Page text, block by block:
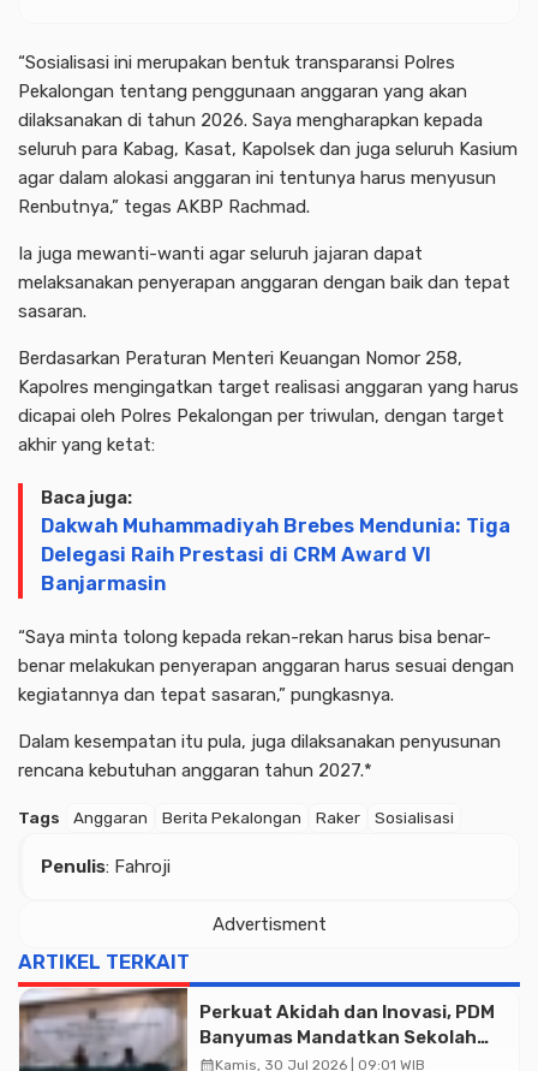
“Sosialisasi ini merupakan bentuk transparansi Polres
Pekalongan tentang penggunaan anggaran yang akan
dilaksanakan di tahun 2026. Saya mengharapkan kepada
seluruh para Kabag, Kasat, Kapolsek dan juga seluruh Kasium
agar dalam alokasi anggaran ini tentunya harus menyusun
Renbutnya,” tegas AKBP Rachmad.
Ia juga mewanti-wanti agar seluruh jajaran dapat
melaksanakan penyerapan anggaran dengan baik dan tepat
sasaran.
Berdasarkan Peraturan Menteri Keuangan Nomor 258,
Kapolres mengingatkan target realisasi anggaran yang harus
dicapai oleh Polres Pekalongan per triwulan, dengan target
akhir yang ketat:
Baca juga:
Dakwah Muhammadiyah Brebes Mendunia: Tiga
Delegasi Raih Prestasi di CRM Award VI
Banjarmasin
“Saya minta tolong kepada rekan-rekan harus bisa benar-
benar melakukan penyerapan anggaran harus sesuai dengan
kegiatannya dan tepat sasaran,” pungkasnya.
Dalam kesempatan itu pula, juga dilaksanakan penyusunan
rencana kebutuhan anggaran tahun 2027.*
Tags Anggaran Berita Pekalongan Raker Sosialisasi
Penulis: Fahroji
Advertisment
ARTIKEL TERKAIT
Perkuat Akidah dan Inovasi, PDM
Banyumas Mandatkan Sekolah
Muhammadiyah Jadi Pilihan
calendar_monthKamis, 30 Jul 2026 | 09:01 WIB